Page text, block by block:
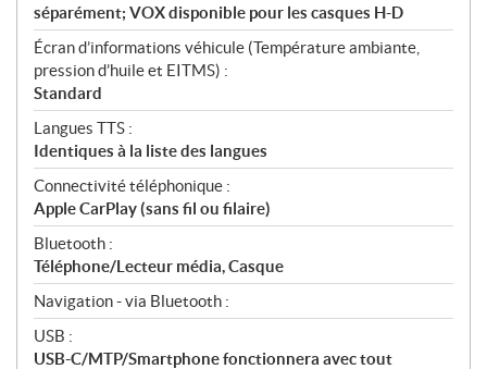
séparément; VOX disponible pour les casques H-D
Écran d’informations véhicule (Température ambiante,
pression d’huile et EITMS) :
Standard
Langues TTS :
Identiques à la liste des langues
Connectivité téléphonique :
Apple CarPlay (sans fil ou filaire)
Bluetooth :
Téléphone/Lecteur média, Casque
Navigation - via Bluetooth :
USB :
USB-C/MTP/Smartphone fonctionnera avec tout